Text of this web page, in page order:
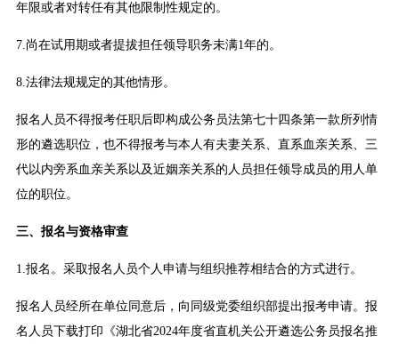
年限或者对转任有其他限制性规定的。
7.尚在试用期或者提拔担任领导职务未满1年的。
8.法律法规规定的其他情形。
报名人员不得报考任职后即构成公务员法第七十四条第一款所列情
形的遴选职位，也不得报考与本人有夫妻关系、直系血亲关系、三
代以内旁系血亲关系以及近姻亲关系的人员担任领导成员的用人单
位的职位。
三、报名与资格审查
1.报名。采取报名人员个人申请与组织推荐相结合的方式进行。
报名人员经所在单位同意后，向同级党委组织部提出报考申请。报
名人员下载打印《湖北省2024年度省直机关公开遴选公务员报名推